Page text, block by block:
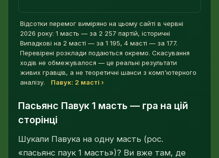
Відсотки перемог виміряно на цьому сайті в червні
2026 року: 1 масть — за 2 257 партій, історичні
Випадкові на 2 масті — за 1 195, 4 масті — за 177.
Перевірені розклади подаються окремо. Скасування
ходів не обмежувалося — це реальні результати
живих гравців, а не теоретичні шанси з комп'ютерного
аналізу.
Павук: 2 масті ›
Пасьянс Павук 1 масть — гра на цій
сторінці
Шукали Павука на одну масть (рос.
«пасьянс паук 1 масть»)? Ви вже там, де